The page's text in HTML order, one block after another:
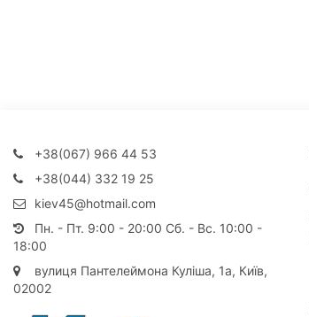
+38(067) 966 44 53
+38(044) 332 19 25
kiev45@hotmail.com
Пн. - Пт. 9:00 - 20:00 Сб. - Вс. 10:00 -
18:00
вулиця Пантелеймона Куліша, 1а, Київ,
02002